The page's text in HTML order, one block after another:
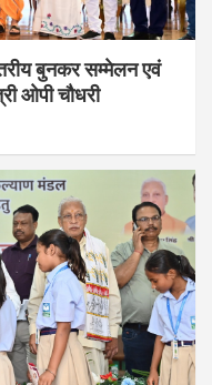
बुनकर सम्मेलन एवं
ओपी चौधरी